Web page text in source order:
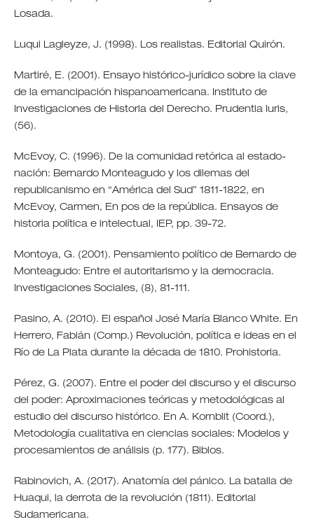
Losada.
Luqui Lagleyze, J. (1998). Los realistas. Editorial Quirón.
Martiré, E. (2001). Ensayo histórico-jurídico sobre la clave
de la emancipación hispanoamericana. Instituto de
Investigaciones de Historia del Derecho. Prudentia Iuris,
(56).
McEvoy, C. (1996). De la comunidad retórica al estado-
nación: Bernardo Monteagudo y los dilemas del
republicanismo en “América del Sud” 1811-1822, en
McEvoy, Carmen, En pos de la república. Ensayos de
historia política e intelectual, IEP, pp. 39-72.
Montoya, G. (2001). Pensamiento político de Bernardo de
Monteagudo: Entre el autoritarismo y la democracia.
Investigaciones Sociales, (8), 81-111.
Pasino, A. (2010). El español José María Blanco White. En
Herrero, Fabián (Comp.) Revolución, política e ideas en el
Río de La Plata durante la década de 1810. Prohistoria.
Pérez, G. (2007). Entre el poder del discurso y el discurso
del poder: Aproximaciones teóricas y metodológicas al
estudio del discurso histórico. En A. Kornblit (Coord.),
Metodología cualitativa en ciencias sociales: Modelos y
procesamientos de análisis (p. 177). Biblos.
Rabinovich, A. (2017). Anatomía del pánico. La batalla de
Huaqui, la derrota de la revolución (1811). Editorial
Sudamericana.